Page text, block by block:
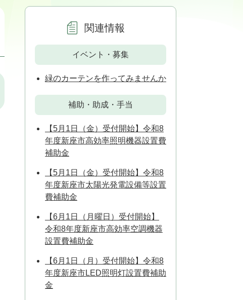
関連情報
イベント・募集
緑のカーテンを作ってみませんか
補助・助成・手当
【5月1日（金）受付開始】令和8
年度新座市高効率照明機器設置費
補助金
【5月1日（金）受付開始】令和8
年度新座市太陽光発電設備等設置
費補助金
【6月1日（月曜日）受付開始】
令和8年度新座市高効率空調機器
設置費補助金
【6月1日（月）受付開始】令和8
年度新座市LED照明灯設置費補助
金